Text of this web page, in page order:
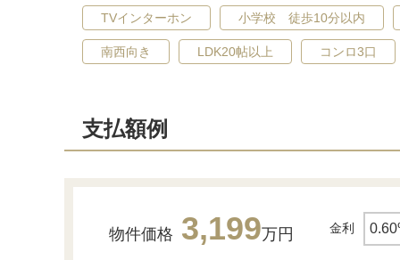
構造・工法・仕様
TVインターホン 小学校 徒歩10分以内
南西向き LDK20帖以上 コンロ3口
支払額例
物件価格 3,199万円 金利